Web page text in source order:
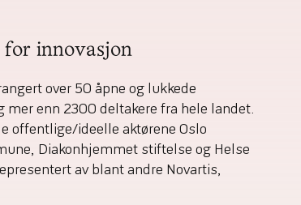
for innovasjon
over 50 åpne og lukkede
enn 2300 deltakere fra hele landet.
offentlige/ideelle aktørene Oslo
Diakonhjemmet stiftelse og Helse
av blant andre Novartis,